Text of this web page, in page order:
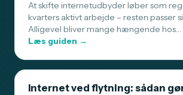
At skifte internetudbyder løber som
kvarters aktivt arbejde – resten passer
Alligevel bliver mange hængende hos…
Læs guiden →
Internet ved flytning: sådan